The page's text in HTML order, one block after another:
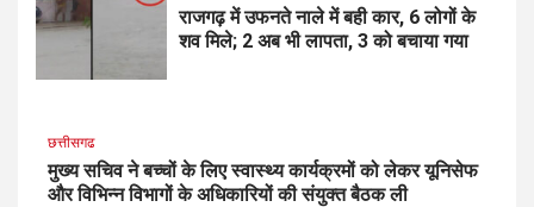
राजगढ़ में उफनते नाले में बही कार, 6 लोगों के
शव मिले; 2 अब भी लापता, 3 को बचाया गया
छत्तीसगढ
मुख्य सचिव ने बच्चों के लिए स्वास्थ्य कार्यक्रमों को लेकर यूनिसेफ
और विभिन्न विभागों के अधिकारियों की संयुक्त बैठक ली